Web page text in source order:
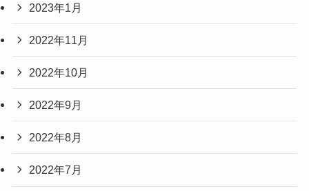
2023年1月
2022年11月
2022年10月
2022年9月
2022年8月
2022年7月